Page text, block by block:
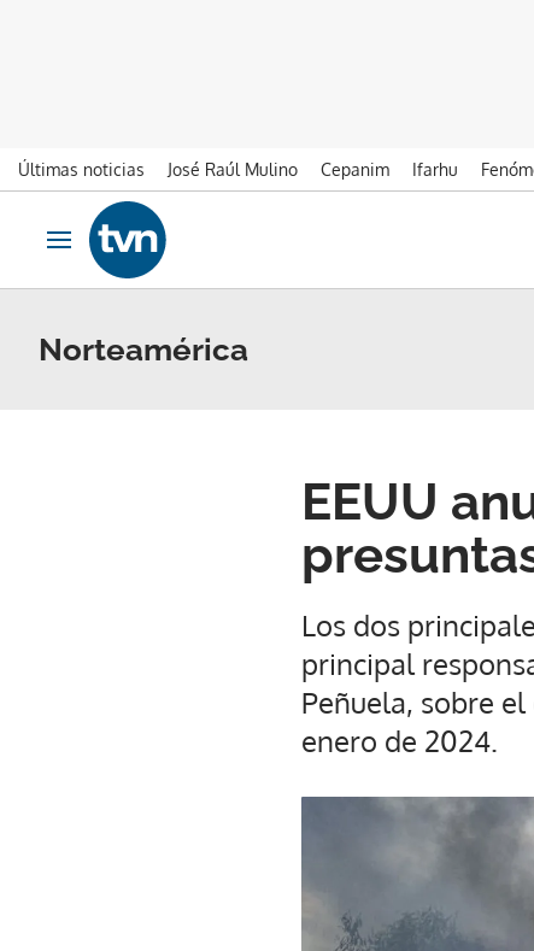
Últimas noticias José Raúl Mulino Cepanim Ifarhu
Ir al contenido
Obrir navegació
Norteamérica
EEUU
Los dos
principal
Peñuela, sobre
enero de 2024.